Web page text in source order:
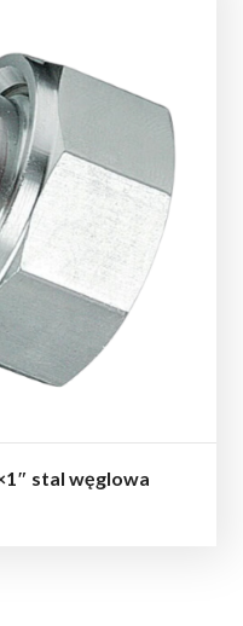
stal węglowa